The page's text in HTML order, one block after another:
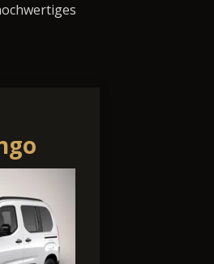
Keyl
DigC